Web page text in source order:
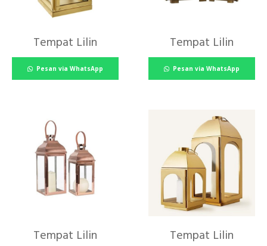
Tempat Lilin
Pesan via WhatsApp
Tempat Lilin
Pesan via WhatsApp
Tempat Lilin Tempat Lilin